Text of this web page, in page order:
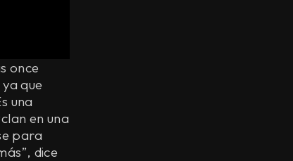
once
que
una
en una
para
dice